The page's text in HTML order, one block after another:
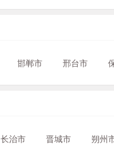
邯郸市 邢台市
长治市 晋城市 朔州